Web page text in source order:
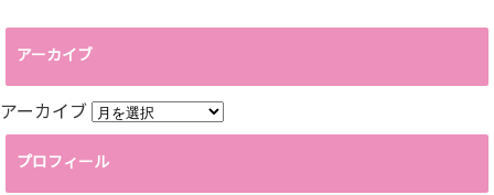
アーカイブ
アーカイブ
プロフィール